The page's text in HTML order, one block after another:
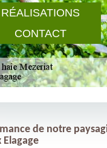
RÉALISATIONS
CONTACT
de notre
Elagage